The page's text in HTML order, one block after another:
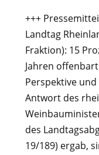
+++
Landtag
Fraktion): 15
Jahren
Perspektive
Antwort des
des
19/189) ergab,